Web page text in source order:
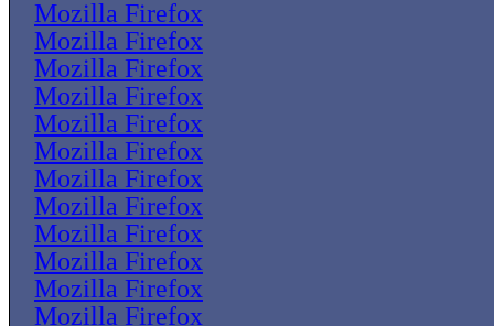
Mozilla Firefox
Mozilla Firefox
Mozilla Firefox
Mozilla Firefox
Mozilla Firefox
Mozilla Firefox
Mozilla Firefox
Mozilla Firefox
Mozilla Firefox
Mozilla Firefox
Mozilla Firefox
Mozilla Firefox